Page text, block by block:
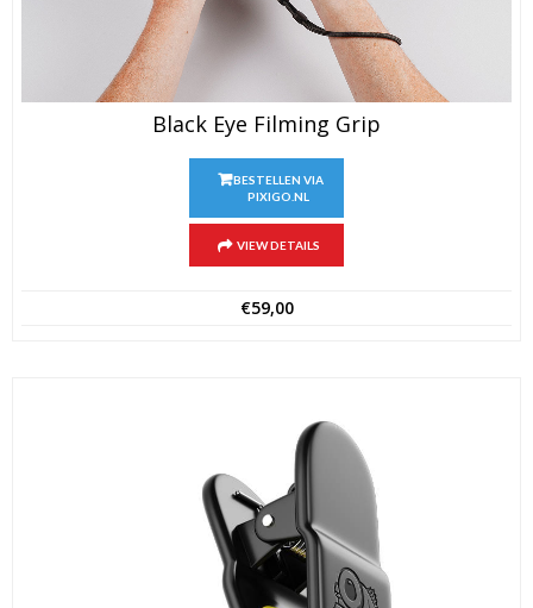
Black Eye Filming Grip
BESTELLEN VIA
PIXIGO.NL
VIEW DETAILS
€59,00